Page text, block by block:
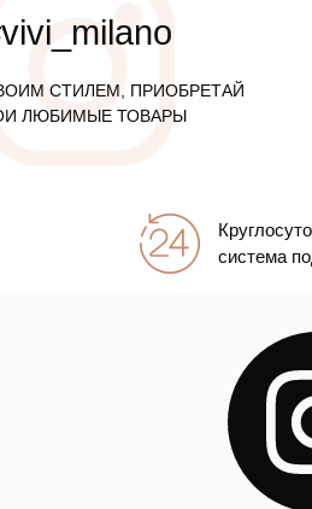
СТИЛЕМ, ПРИОБРЕТАЙ
ЛЮБИМЫЕ ТОВАРЫ
система